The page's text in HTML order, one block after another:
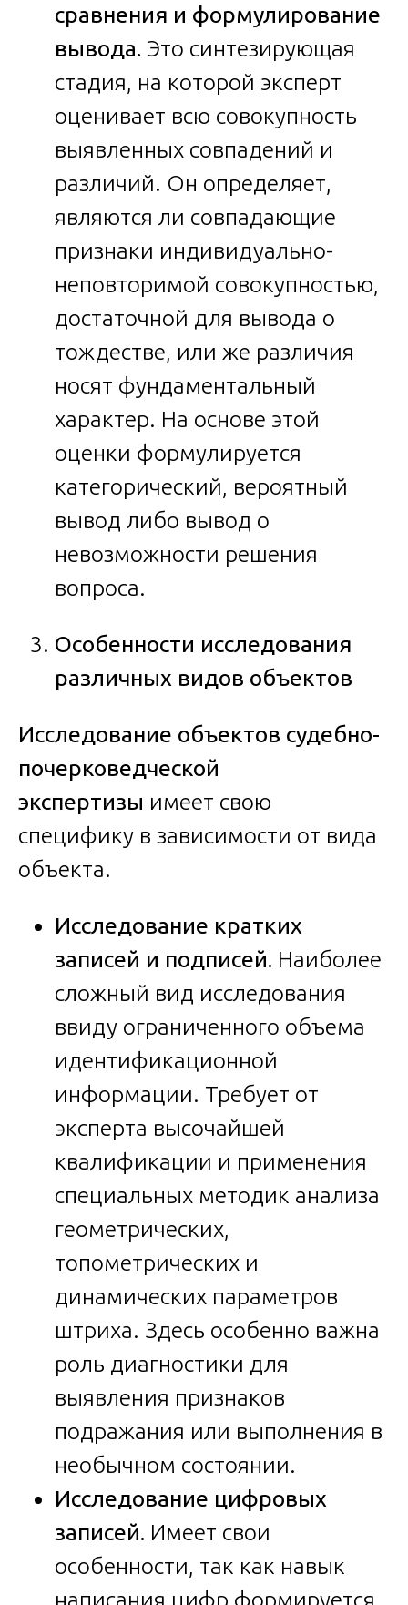
сравнения и формулирование
вывода. Это синтезирующая
стадия, на которой эксперт
оценивает всю совокупность
выявленных совпадений и
различий. Он определяет,
являются ли совпадающие
признаки индивидуально-
неповторимой совокупностью,
достаточной для вывода о
тождестве, или же различия
носят фундаментальный
характер. На основе этой
оценки формулируется
категорический, вероятный
вывод либо вывод о
невозможности решения
вопроса.
Особенности исследования
различных видов объектов
Исследование объектов судебно-
почерковедческой
экспертизы имеет свою
специфику в зависимости от вида
объекта.
Исследование кратких
записей и подписей. Наиболее
сложный вид исследования
ввиду ограниченного объема
идентификационной
информации. Требует от
эксперта высочайшей
квалификации и применения
специальных методик анализа
геометрических,
топометрических и
динамических параметров
штриха. Здесь особенно важна
роль диагностики для
выявления признаков
подражания или выполнения в
необычном состоянии.
Исследование цифровых
записей. Имеет свои
особенности, так как навык
написания цифр формируется